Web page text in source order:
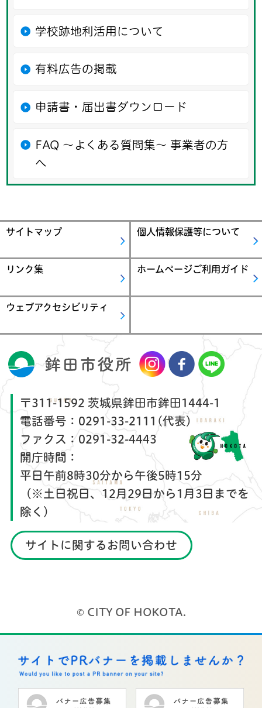
学校跡地利活用について
有料広告の掲載
申請書・届出書ダウンロード
FAQ ～よくある質問集～ 事業者の方
へ
サイトマップ 個人情報保護等について
リンク集 ホームページご利用ガイド
ウェブアクセシビリティ
〒311-1592 茨城県鉾田市鉾田1444-1
電話番号： 0291-33-2111(代表)
ファクス： 0291-32-4443
開庁時間：
平日午前8時30分から午後5時15分
（※土日祝日、12月29日から1月3日までを
除く）
サイトに関するお問い合わせ
© CITY OF HOKOTA.